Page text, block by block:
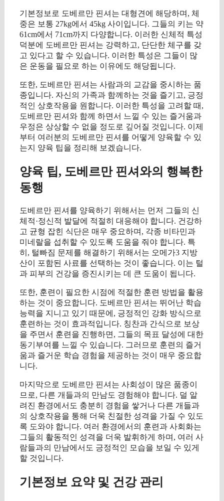
기본정보로 도베르만 핀셔는 대형견에 해당하며, 체
중은 보통 27kg에서 45kg 사이입니다. 그들의 키는 약
61cm에서 71cm까지 다양합니다. 이러한 신체적 특성
덕분에 도베르만 핀셔는 강력하고, 단단한 체구를 갖
고 있다고 할 수 있습니다. 이러한 특성은 그들이 많
은 운동을 필요로 하는 이유에도 해당됩니다.
또한, 도베르만 핀셔는 사람과의 교감을 중시하는 품
종입니다. 자신의 가족과 함께하는 것을 즐기고, 긍정
적인 상호작용을 원합니다. 이러한 특성을 고려할 때,
도베르만 핀셔와 함께 하면서 느낄 수 있는 즐거움과
우정은 상상할 수 없을 정도로 깊어질 것입니다. 이제
부터 여러분의 도베르만 핀셔를 어떻게 양육할 수 있
는지 양육 팁을 정리해 보겠습니다.
양육 팁, 도베르만 핀셔와의 행복한
동행
도베르만 핀셔를 양육하기 위해서는 먼저 그들의 신
체적·정신적 발달에 적절히 대응해야 합니다. 건강하
고 균형 잡힌 식단은 매우 중요하며, 각종 비타민과
미네랄을 섭취할 수 있도록 도움을 줘야 합니다. 특
히, 털빠짐 문제를 해결하기 위해서는 오메가3 지방
산이 포함된 사료를 선택하는 것이 좋습니다. 이는 털
과 피부의 건강을 증진시키는 데 큰 도움이 됩니다.
또한, 훈련이 필요한 시점에 적절한 훈련 방법을 활용
하는 것이 중요합니다. 도베르만 핀셔는 뛰어난 학습
능력을 지니고 있기 때문에, 긍정적인 강화 방식으로
훈련하는 것이 효과적입니다. 칭찬과 간식으로 보상
을 주면서 훈련을 진행하면, 그들의 목표 달성에 대한
동기부여를 느낄 수 있습니다. 그러므로 훈련의 즐거
움과 즐거운 학습 경험을 제공하는 것이 매우 중요합
니다.
마지막으로 도베르만 핀셔는 사회성이 많은 품종이
므로, 다른 개들과의 만남도 경험해야 합니다. 덜 알
려진 환경에서도 충분히 경험을 쌓거나 다른 개들과
의 상호작용을 통해 더욱 친절한 성격을 가질 수 있도
록 도와야 합니다. 여러 환경에서의 훈련과 사회화는
그들의 활동적인 성격을 더욱 발휘하게 하며, 여러 사
람들과의 만남에서도 긍정적인 모습을 보일 수 있게
할 것입니다.
기본정보 요약 및 건강 관리